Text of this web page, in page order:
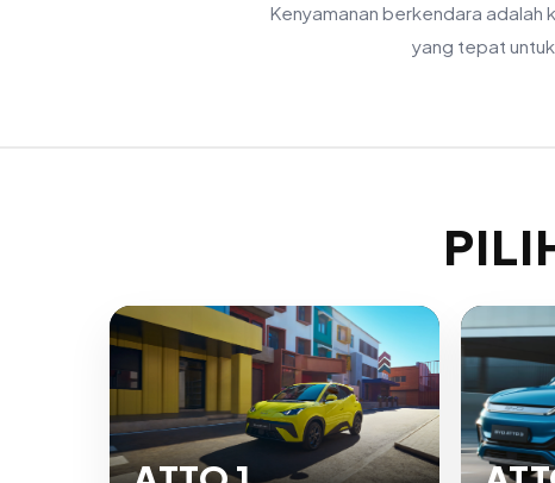
Kenyamanan berkendara adalah
yang tepat